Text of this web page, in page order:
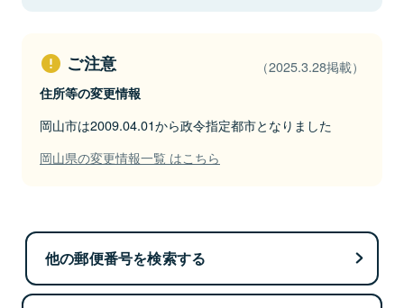
ご注意 （2025.3.28掲載）
住所等の変更情報
岡山市は2009.04.01から政令指定都市となりました
岡山県の変更情報一覧 はこちら
他の郵便番号を検索する